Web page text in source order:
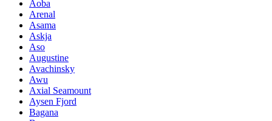
Aoba
Arenal
Asama
Askja
Aso
Augustine
Avachinsky
Awu
Axial Seamount
Aysen Fjord
Bagana